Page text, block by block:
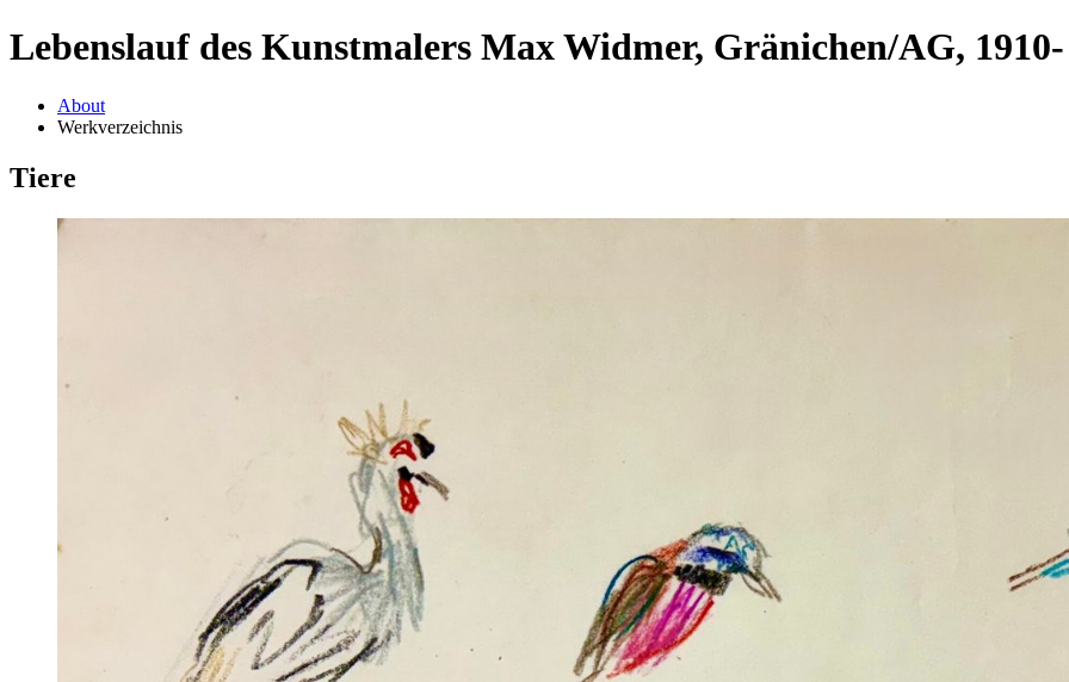
Lebenslauf des Kunstmalers Max Widmer, Gränichen/AG,
About
Werkverzeichnis
Tiere